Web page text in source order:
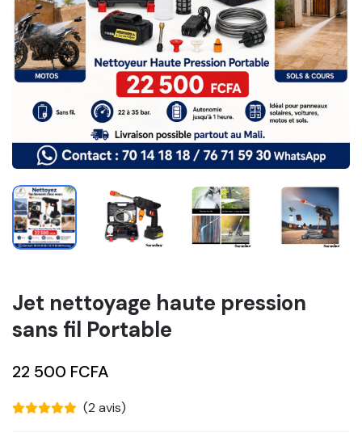
Jet nettoyage haute pression
sans fil Portable
22 500 FCFA
(2 avis)